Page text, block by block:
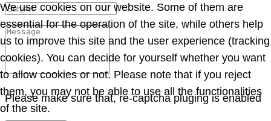
Please make sure that, re-captcha pluging is enabled
We use cookies on our website. Some of them are
essential for the operation of the site, while others help
us to improve this site and the user experience (tracking
cookies). You can decide for yourself whether you want
to allow cookies or not. Please note that if you reject
them, you may not be able to use all the functionalities
of the site.